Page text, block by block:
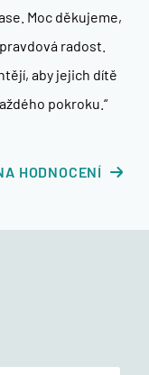
Moc děkujeme,
radost.
aby jejich dítě
pokroku.“
HODNOCENÍ